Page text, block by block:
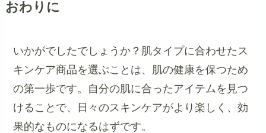
おわりに
いかがでしたでしょうか？肌タイプに合わせたス
キンケア商品を選ぶことは、肌の健康を保つため
の第一歩です。自分の肌に合ったアイテムを見つ
けることで、日々のスキンケアがより楽しく、効
果的なものになるはずです。